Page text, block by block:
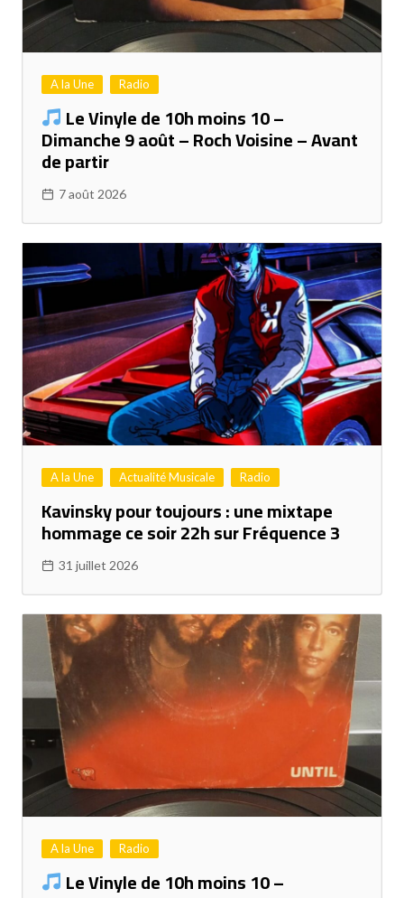
A la Une Radio
Le Vinyle de 10h moins 10 –
Dimanche 9 août – Roch Voisine – Avant
de partir
7 août 2026
A la Une Actualité Musicale Radio
Kavinsky pour toujours : une mixtape
hommage ce soir 22h sur Fréquence 3
31 juillet 2026
A la Une Radio
Le Vinyle de 10h moins 10 –